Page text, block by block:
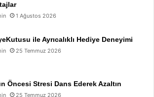
1 Ağustos 2026
ile Ayrıcalıklı Hediye Deneyimi
25 Temmuz 2026
Öncesi Stresi Dans Ederek Azaltın
25 Temmuz 2026